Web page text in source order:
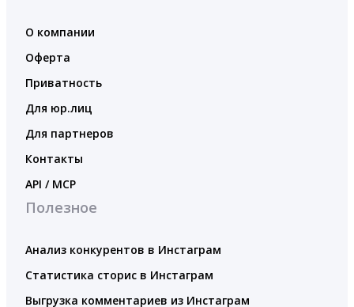
О компании
Оферта
Приватность
Для юр.лиц
Для партнеров
Контакты
API / MCP
Полезное
Анализ конкурентов в Инстаграм
Статистика сторис в Инстаграм
Выгрузка комментариев из Инстаграм